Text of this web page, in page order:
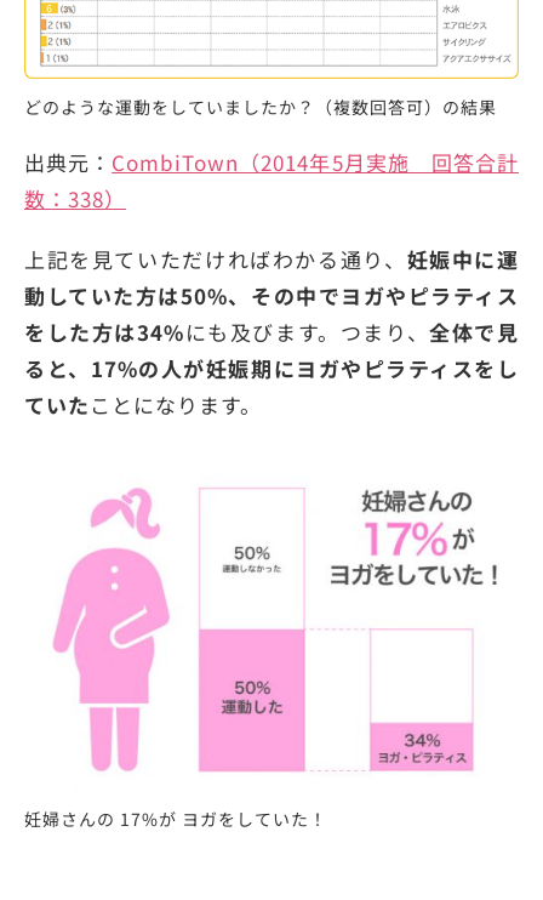
どのような運動をしていましたか？（複数回答可）の結果
出典元： CombiTown（2014年5月実施 回答合計
数：338）
上記を見ていただければわかる通り、 妊娠中に運
動していた方は50%、その中でヨガやピラティス
をした方は34%にも及びます。つまり、全体で見
ると、17%の人が妊娠期にヨガやピラティスをし
ていた ことになります。
妊婦さんの 17%が ヨガをしていた！